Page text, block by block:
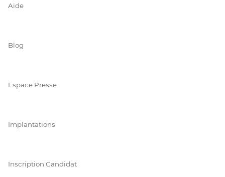
Aide
Blog
Espace Presse
Implantations
Inscription Candidat